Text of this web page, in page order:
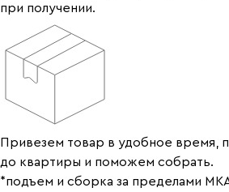
при получении.
Привезем товар в удобное время,
до квартиры и поможем собрать.
*подъем и сборка за пределами